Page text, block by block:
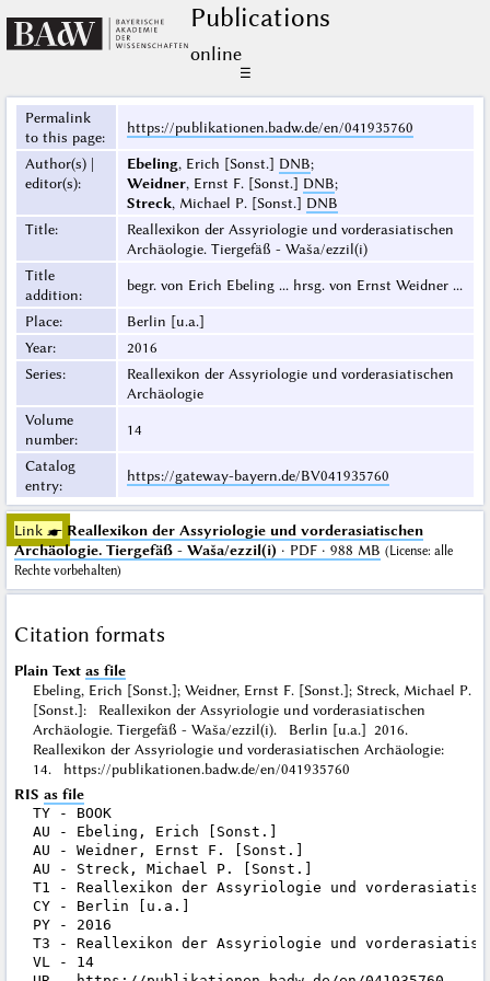
Publications
online
☰
Permalink
to this page:
https://publikationen.badw.de/en/041935760
Author(s) |
editor(s):
Ebeling, Erich [Sonst.] DNB;
Weidner, Ernst F. [Sonst.] DNB;
Streck, Michael P. [Sonst.] DNB
Title:
Reallexikon der Assyriologie und vorderasiatischen
Archäologie. Tiergefäß - Waša/ezzil(i)
Title
addition:
begr. von Erich Ebeling ... hrsg. von Ernst Weidner ...
Place:
Berlin [u.a.]
Year:
2016
Series:
Reallexikon der Assyriologie und vorderasiatischen
Archäologie
Volume
number:
14
Catalog
entry:
https://gateway-bayern.de/BV041935760
Link ☛ Reallexikon der Assyriologie und vorderasiatischen
Archäologie. Tiergefäß - Waša/ezzil(i) · PDF · 988 MB (License: alle
Rechte vorbehalten)
Citation formats
Plain Text as file
Ebeling, Erich [Sonst.]; Weidner, Ernst F. [Sonst.]; Streck, Michael P.
[Sonst.]: Reallexikon der Assyriologie und vorderasiatischen
Archäologie. Tiergefäß - Waša/ezzil(i). Berlin [u.a.] 2016.
Reallexikon der Assyriologie und vorderasiatischen Archäologie:
14. https://publikationen.badw.de/en/041935760
RIS as file
TY - BOOK
AU - Ebeling, Erich [Sonst.]
AU - Weidner, Ernst F. [Sonst.]
AU - Streck, Michael P. [Sonst.]
T1 - Reallexikon der Assyriologie und
CY - Berlin [u.a.]
PY - 2016
T3 - Reallexikon der Assyriologie und
VL - 14